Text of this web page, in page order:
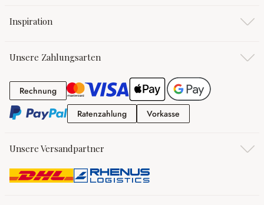
Inspiration
Unsere Zahlungsarten
RechnungRechnung
RatenzahlungRatenzahlung
Vorkasse
Unsere Versandpartner